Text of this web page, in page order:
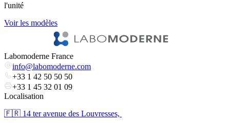
l'unité
Voir les modèles
Labomoderne France
info@labomoderne.com
+33 1 42 50 50 50
+33 1 45 32 01 09
Localisation
🇫🇷 ​14 ter avenue des Louvresses,